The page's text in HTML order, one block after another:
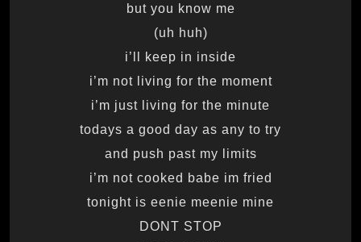
but you know me
(uh huh)
i’ll keep in inside
i’m not living for the moment
i’m just living for the minute
todays a good day as any to try
and push past my limits
i’m not cooked babe im fried
tonight is eenie meenie mine
DONT STOP